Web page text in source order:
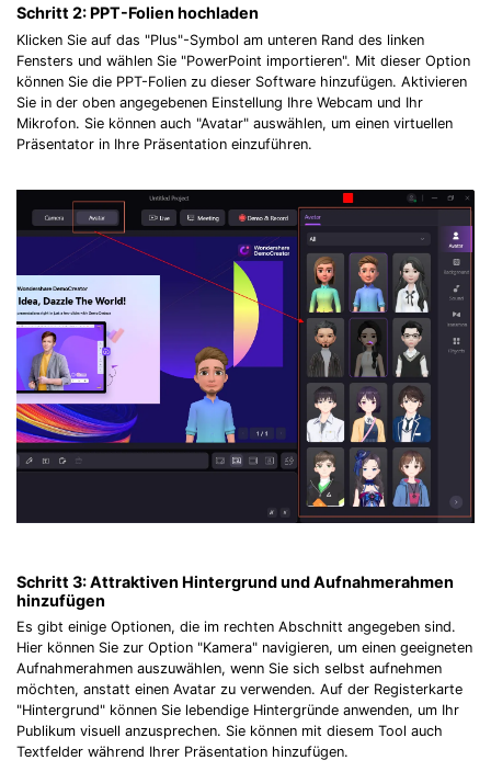
Schritt 2: PPT-Folien hochladen
Klicken Sie auf das "Plus"-Symbol am unteren Rand des linken
Fensters und wählen Sie "PowerPoint importieren". Mit dieser Option
können Sie die PPT-Folien zu dieser Software hinzufügen. Aktivieren
Sie in der oben angegebenen Einstellung Ihre Webcam und Ihr
Mikrofon. Sie können auch "Avatar" auswählen, um einen virtuellen
Präsentator in Ihre Präsentation einzuführen.
Schritt 3:Attraktiven Hintergrund und Aufnahmerahmen
hinzufügen
Es gibt einige Optionen, die im rechten Abschnitt angegeben sind.
Hier können Sie zur Option "Kamera" navigieren, um einen geeigneten
Aufnahmerahmen auszuwählen, wenn Sie sich selbst aufnehmen
möchten, anstatt einen Avatar zu verwenden. Auf der Registerkarte
"Hintergrund" können Sie lebendige Hintergründe anwenden, um Ihr
Publikum visuell anzusprechen. Sie können mit diesem Tool auch
Textfelder während Ihrer Präsentation hinzufügen.